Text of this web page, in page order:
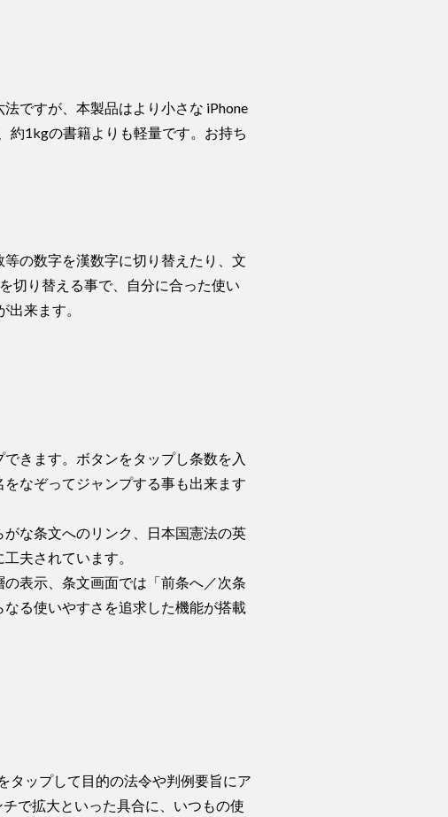
ですが、本製品はより小さな iPhone
約1kgの書籍よりも軽量です。お持ち
の数字を漢数字に切り替えたり、文
切り替える事で、自分に合った使い
来ます。
きます。ボタンをタップし条数を入
なぞってジャンプする事も出来ます
な条文へのリンク、日本国憲法の英
夫されています。
表示、条文画面では「前条へ／次条
る使いやすさを追求した機能が搭載
タップして目的の法令や判例要旨にア
で拡大といった具合に、いつもの使